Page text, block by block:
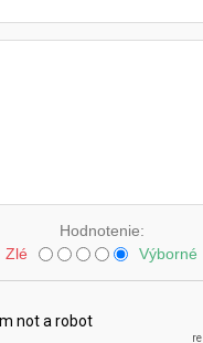
Hodnotenie:
Zlé
Výborné